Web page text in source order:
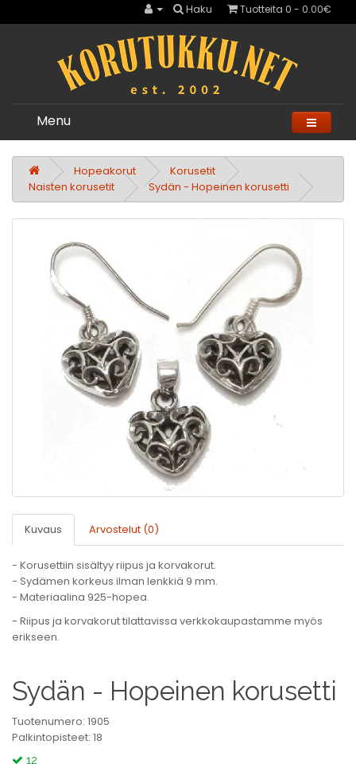
Haku Tuotteita 0 - 0.00€
Menu
Hopeakorut
Korusetit
Naisten korusetit
Sydän - Hopeinen korusetti
Kuvaus Arvostelut (0)
- Korusettiin sisältyy riipus ja korvakorut.
- Sydämen korkeus ilman lenkkiä 9 mm.
- Materiaalina 925-hopea.
- Riipus ja korvakorut tilattavissa verkkokaupastamme myös
erikseen.
Sydän - Hopeinen korusetti
Tuotenumero: 1905
Palkintopisteet: 18
12